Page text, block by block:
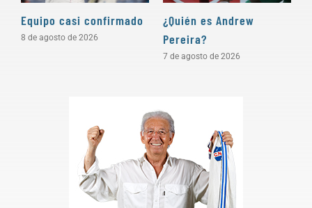
Equipo casi confirmado
8 de agosto de 2026
¿Quién es Andrew
Pereira?
7 de agosto de 2026